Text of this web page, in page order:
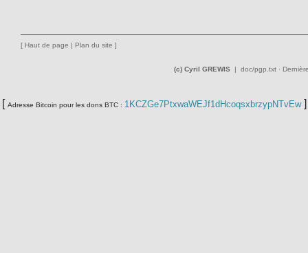
[ Haut de page | Plan du site ]
(c) Cyril GREWIS | doc/pgp.txt ·
Adresse Bitcoin pour les dons BTC : 1KCZGe7PtxwaWEJf1dHcoqsxbrzypNTvEw